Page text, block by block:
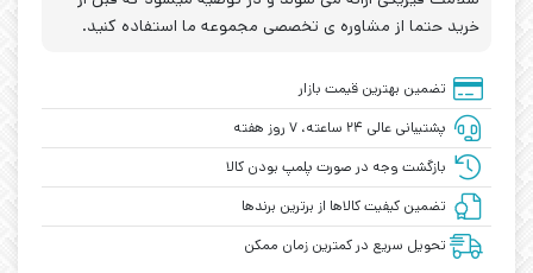
خرید حتما از مشاوره ی تخصصی مجموعه ما استفاده کنید.
تضمین بهترین قیمت بازار
پشتیبانی عالی ۲۴ ساعته، ۷ روز هفته
بازگشت وجه در صورت پلمپ بودن کالا
تضمین کیفیت کالاها از برترین برندها
تحویل سریع در کمترین زمان ممکن